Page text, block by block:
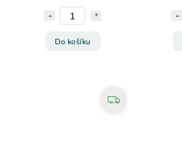
Do košíku